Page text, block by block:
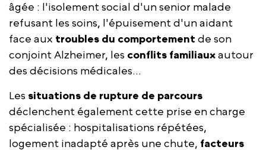
âgée : l'isolement social d'un senior malade
refusant les soins, l'épuisement d'un aidant
face aux troubles du comportementde son
conjoint Alzheimer, les conflits familiauxautour
des décisions médicales...
Les situations de rupture de parcours
déclenchent également cette prise en charge
spécialisée : hospitalisations répétées,
logement inadapté après une chute, facteurs